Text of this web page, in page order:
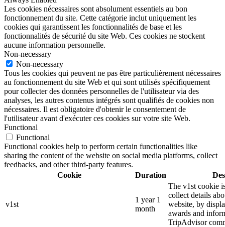
Les cookies nécessaires sont absolument essentiels au bon
fonctionnement du site. Cette catégorie inclut uniquement les
cookies qui garantissent les fonctionnalités de base et les
fonctionnalités de sécurité du site Web. Ces cookies ne stockent
aucune information personnelle.
Non-necessary
Non-necessary
Tous les cookies qui peuvent ne pas être particulièrement nécessaires
au fonctionnement du site Web et qui sont utilisés spécifiquement
pour collecter des données personnelles de l'utilisateur via des
analyses, les autres contenus intégrés sont qualifiés de cookies non
nécessaires. Il est obligatoire d'obtenir le consentement de
l'utilisateur avant d'exécuter ces cookies sur votre site Web.
Functional
Functional
Functional cookies help to perform certain functionalities like
sharing the content of the website on social media platforms, collect
feedbacks, and other third-party features.
Cookie
Duration
v1st
1 year 1
month
The v1st cookie
collect details
website, by
awards and
TripAdvisor